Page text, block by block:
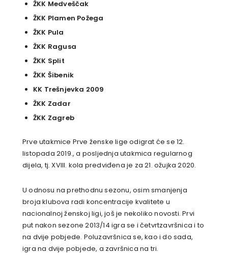
ŽKK Medveščak
ŽKK Plamen Požega
ŽKK Pula
ŽKK Ragusa
ŽKK Split
ŽKK Šibenik
KK Trešnjevka 2009
ŽKK Zadar
ŽKK Zagreb
Prve utakmice Prve ženske lige odigrat će se 12.
listopada 2019., a posljednja utakmica regularnog
dijela, tj. XVIII. kola predviđena je za 21. ožujka 2020.
U odnosu na prethodnu sezonu, osim smanjenja
broja klubova radi koncentracije kvalitete u
nacionalnoj ženskoj ligi, još je nekoliko novosti. Prvi
put nakon sezone 2013/14 igra se i četvrtzavršnica i to
na dvije pobjede. Poluzavršnica se, kao i do sada,
igra na dvije pobjede, a završnica na tri.